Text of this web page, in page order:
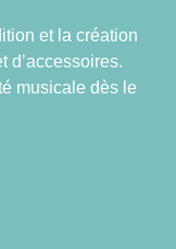
et la création
d’accessoires.
musicale dès le